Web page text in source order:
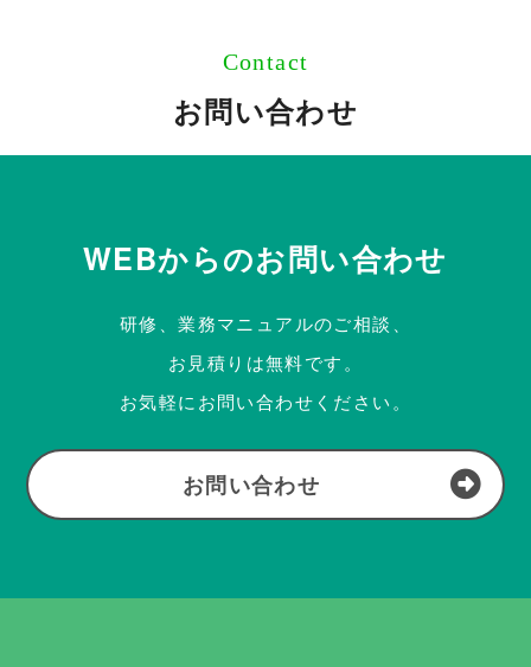
Contact
お問い合わせ
WEBからのお問い合わせ
研修、業務マニュアルのご相談、
お見積りは無料です。
お気軽にお問い合わせください。
お問い合わせ